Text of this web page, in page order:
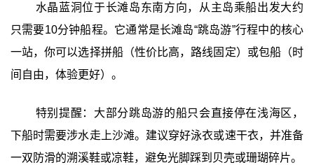
水晶蓝洞位于长滩岛东南方向，从主岛乘船出发大约
只需要10分钟船程。它通常是长滩岛“跳岛游”行程中的核心
一站，你可以选择拼船（性价比高，路线固定）或包船（时
间自由，体验更好）。
特别提醒：大部分跳岛游的船只会直接停在浅海区，
下船时需要涉水走上沙滩。建议穿好泳衣或速干衣，并准备
一双防滑的溯溪鞋或凉鞋，避免光脚踩到贝壳或珊瑚碎片。